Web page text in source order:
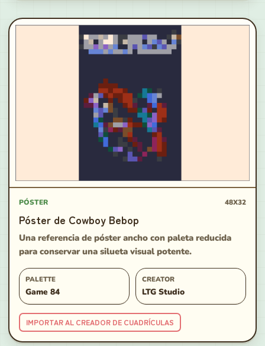
PÓSTER 48X32
Póster de Cowboy Bebop
Una referencia de póster ancho con paleta reducida
para conservar una silueta visual potente.
PALETTE
Game 84
CREATOR
LTG Studio
IMPORTAR AL CREADOR DE CUADRÍCULAS